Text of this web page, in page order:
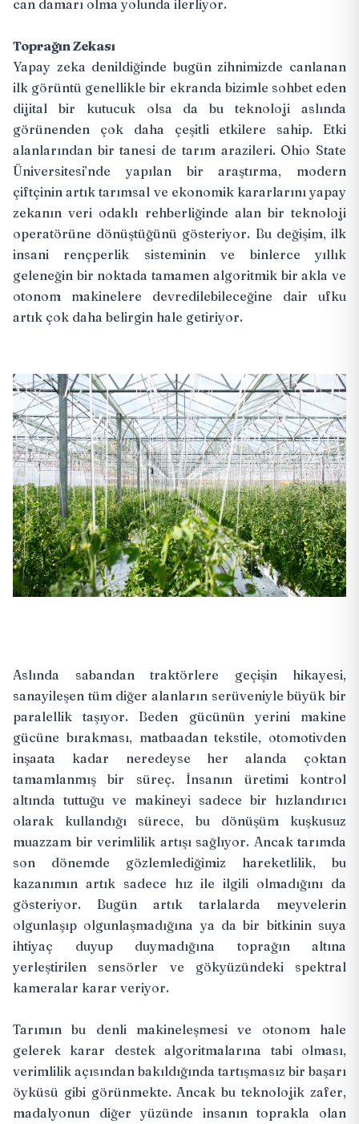
can damarı olma yolunda ilerliyor.
Toprağın Zekası
Yapay zeka denildiğinde bugün zihnimizde canlanan
ilk görüntü genellikle bir ekranda bizimle sohbet eden
dijital bir kutucuk olsa da bu teknoloji aslında
görünenden çok daha çeşitli etkilere sahip. Etki
alanlarından bir tanesi de tarım arazileri. Ohio State
Üniversitesi’nde yapılan bir araştırma, modern
çiftçinin artık tarımsal ve ekonomik kararlarını yapay
zekanın veri odaklı rehberliğinde alan bir teknoloji
operatörüne dönüştüğünü gösteriyor. Bu değişim, ilk
insani rençperlik sisteminin ve binlerce yıllık
geleneğin bir noktada tamamen algoritmik bir akla ve
otonom makinelere devredilebileceğine dair ufku
artık çok daha belirgin hale getiriyor.
Aslında sabandan traktörlere geçişin hikayesi,
sanayileşen tüm diğer alanların serüveniyle büyük bir
paralellik taşıyor. Beden gücünün yerini makine
gücüne bırakması, matbaadan tekstile, otomotivden
inşaata kadar neredeyse her alanda çoktan
tamamlanmış bir süreç. İnsanın üretimi kontrol
altında tuttuğu ve makineyi sadece bir hızlandırıcı
olarak kullandığı sürece, bu dönüşüm kuşkusuz
muazzam bir verimlilik artışı sağlıyor. Ancak tarımda
son dönemde gözlemlediğimiz hareketlilik, bu
kazanımın artık sadece hız ile ilgili olmadığını da
gösteriyor. Bugün artık tarlalarda meyvelerin
olgunlaşıp olgunlaşmadığına ya da bir bitkinin suya
ihtiyaç duyup duymadığına toprağın altına
yerleştirilen sensörler ve gökyüzündeki spektral
kameralar karar veriyor.
Tarımın bu denli makineleşmesi ve otonom hale
gelerek karar destek algoritmalarına tabi olması,
verimlilik açısından bakıldığında tartışmasız bir başarı
öyküsü gibi görünmekte. Ancak bu teknolojik zafer,
madalyonun diğer yüzünde insanın toprakla olan